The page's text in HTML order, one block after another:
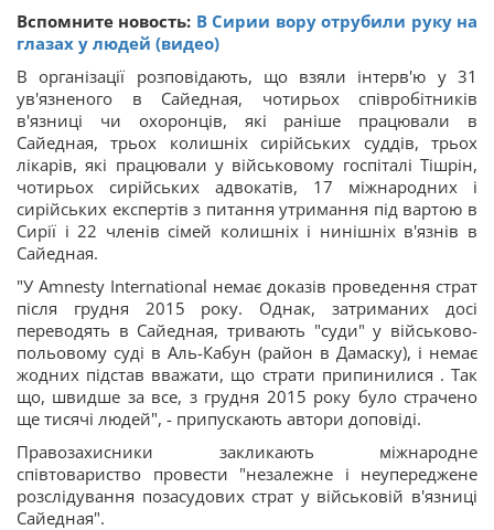
Вспомните новость: В Сирии вору отрубили руку на
глазах у людей (видео)
В організації розповідають, що взяли інтерв'ю у 31
ув'язненого в Сайедная, чотирьох співробітників
в'язниці чи охоронців, які раніше працювали в
Сайедная, трьох колишніх сирійських суддів, трьох
лікарів, які працювали у військовому госпіталі Тішрін,
чотирьох сирійських адвокатів, 17 міжнародних і
сирійських експертів з питання утримання під вартою в
Сирії і 22 членів сімей колишніх і нинішніх в'язнів в
Сайедная.
"У Amnesty International немає доказів проведення страт
після грудня 2015 року. Однак, затриманих досі
переводять в Сайедная, тривають "суди" у військово-
польовому суді в Аль-Кабун (район в Дамаску), і немає
жодних підстав вважати, що страти припинилися . Так
що, швидше за все, з грудня 2015 року було страчено
ще тисячі людей", - припускають автори доповіді.
Правозахисники закликають міжнародне
співтовариство провести "незалежне і неупереджене
розслідування позасудових страт у військовій в'язниці
Сайедная".